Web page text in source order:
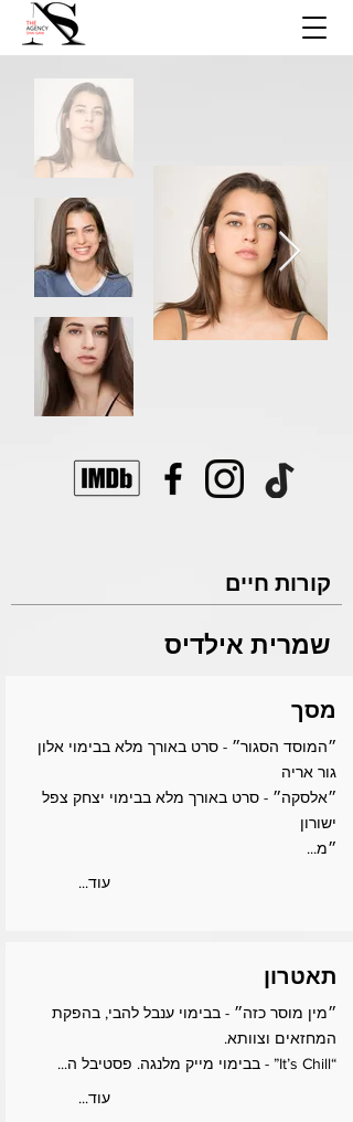
קורות חיים
שמרית אילדיס
מסך
״המוסד הסגור״ - סרט באורך מלא בבימוי אלון
גור אריה
״אלסקה״ - סרט באורך מלא בבימוי יצחק צפל
ישורון
״מ...
...עוד
תאטרון
״מין מוסר כזה״ - בבימוי ענבל להבי, בהפקת
המחזאים וצוותא.
“It’s Chill” - בבימוי מייק מלנגה. פסטיבל ה...
...עוד